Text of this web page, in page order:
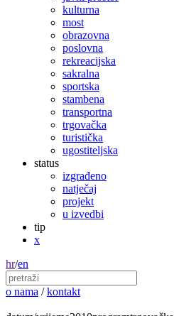
kulturna
most
obrazovna
poslovna
rekreacijska
sakralna
sportska
stambena
transportna
trgovačka
turistička
ugostiteljska
status
izgrađeno
natječaj
projekt
u izvedbi
tip
x
hr/en
o nama / kontakt